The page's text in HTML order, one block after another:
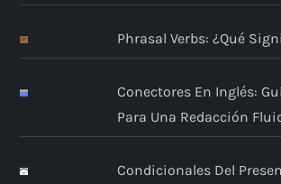
Phrasal Verbs: ¿Qué
Conectores En Inglés:
Para Una Redacción
Condicionales Del